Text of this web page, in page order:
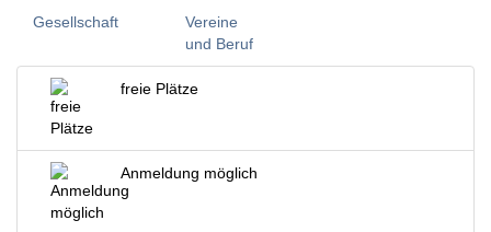
Gesellschaft
Vereine
und Beruf
freie Plätze
Anmeldung möglich